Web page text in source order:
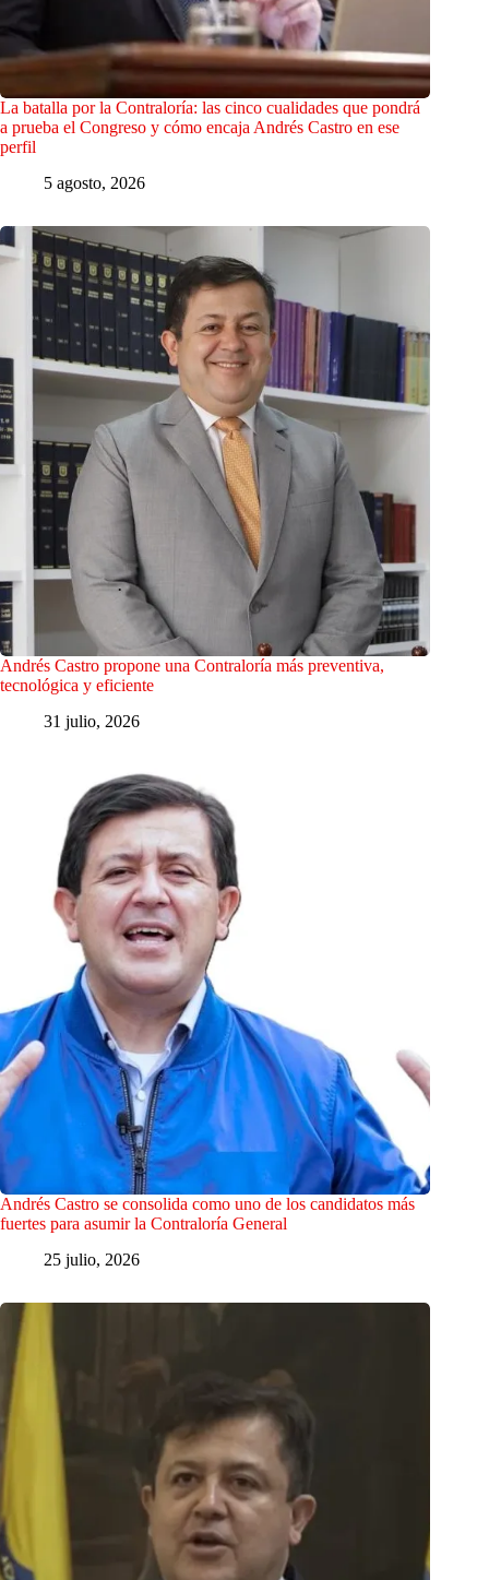
La batalla por la Contraloría: las cinco cualidades que pondrá
a prueba el Congreso y cómo encaja Andrés Castro en ese
perfil
5 agosto, 2026
Andrés Castro propone una Contraloría más preventiva,
tecnológica y eficiente
31 julio, 2026
Andrés Castro se consolida como uno de los candidatos más
fuertes para asumir la Contraloría General
25 julio, 2026